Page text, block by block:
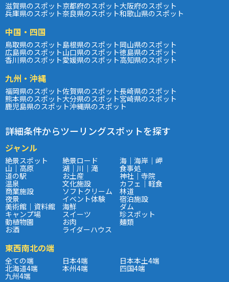
滋賀県のスポット京都府のスポット大阪府のスポット
兵庫県のスポット奈良県のスポット和歌山県のスポット
中国・四国
鳥取県のスポット島根県のスポット岡山県のスポット
広島県のスポット山口県のスポット徳島県のスポット
香川県のスポット愛媛県のスポット高知県のスポット
九州・沖縄
福岡県のスポット佐賀県のスポット長崎県のスポット
熊本県のスポット大分県のスポット宮崎県のスポット
鹿児島県のスポット沖縄県のスポット
詳細条件からツーリングスポットを探す
ジャンル
絶景スポット 絶景ロード 海｜海岸｜岬
山｜高原 湖｜川｜滝 食事処
道の駅 お土産 神社｜寺院
温泉 文化施設 カフェ｜軽食
商業施設 ソフトクリーム 林道
夜景 イベント体験 宿泊施設
美術館｜資料館 海鮮 ダム
キャンプ場 スイーツ 珍スポット
動植物園 お肉 麺類
お酒 ライダーハウス
東西南北の端
全ての端 日本4端 日本本土4端
北海道4端 本州4端 四国4端
九州4端